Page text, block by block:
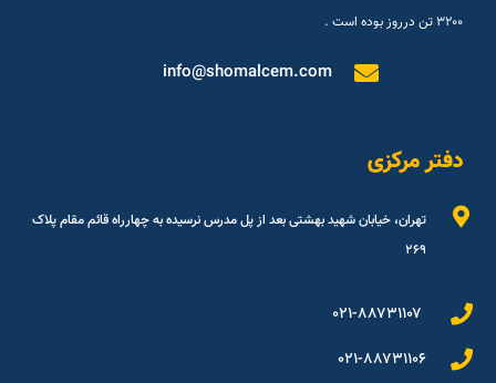
۳۲۰۰ تن درروز بوده است .
info@shomalcem.com
دفتر مرکزی
تهران، خیابان شهید بهشتی بعد از پل مدرس نرسیده به چهارراه قائم مقام پلاک
۲۶۹
۰۲۱-۸۸۷۳۱۱۰۶